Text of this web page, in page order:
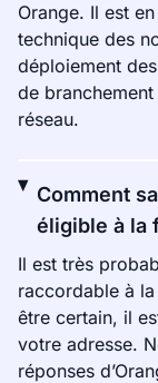
Orange. Il est
technique des
déploiement
de
réseau.
Comment
éligible à la
Il est très
raccordable à
être certain, il
votre adresse.
réponses